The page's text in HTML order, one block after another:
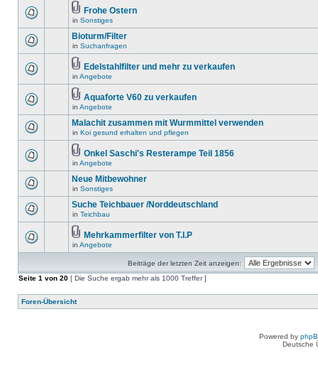
Frohe Ostern
in Sonstiges
Bioturm/Filter
in Suchanfragen
Edelstahlfilter und mehr zu verkaufen
in Angebote
Aquaforte V60 zu verkaufen
in Angebote
Malachit zusammen mit Wurmmittel verwenden
in Koi gesund erhalten und pflegen
Onkel Saschi's Resterampe Teil 1856
in Angebote
Neue Mitbewohner
in Sonstiges
Suche Teichbauer /Norddeutschland
in Teichbau
Mehrkammerfilter von T.I.P
in Angebote
Beiträge der letzten Zeit anzeigen:
Seite 1 von 20 [ Die Suche ergab mehr als 1000 Treffer ]
Foren-Übersicht
Powered by
Deutsche